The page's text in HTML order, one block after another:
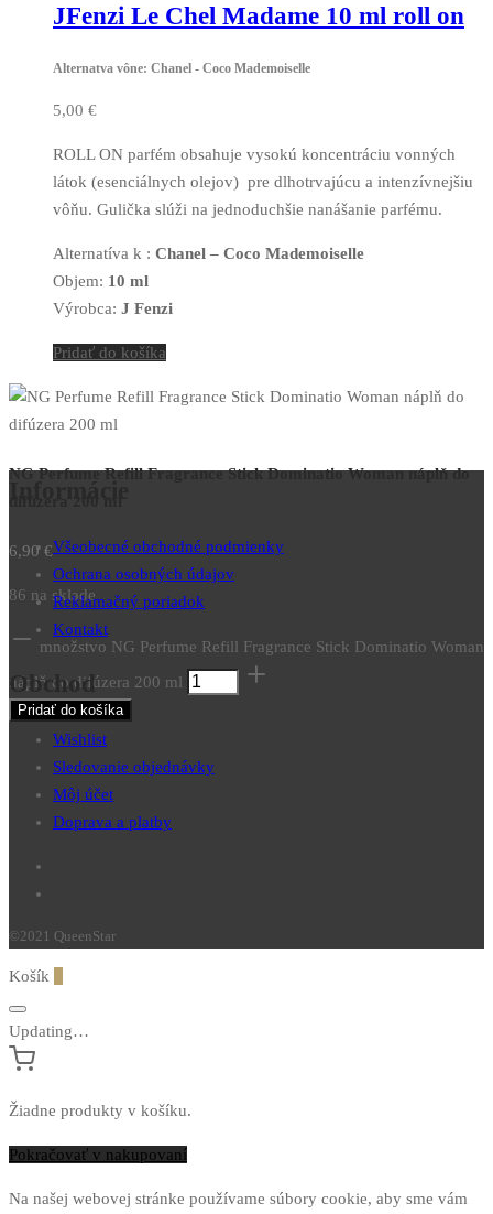
JFenzi Le Chel Madame 10 ml roll on
Alternatva vône: Chanel - Coco Mademoiselle
5,00 €
ROLL ON parfém obsahuje vysokú koncentráciu vonných
látok (esenciálnych olejov) pre dlhotrvajúcu a intenzívnejšiu
vôňu. Gulička slúži na jednoduchšie nanášanie parfému.
Alternatíva k : Chanel – Coco Mademoiselle
Objem: 10 ml
Výrobca: J Fenzi
Pridať do košíka
NG Perfume Refill Fragrance Stick Dominatio Woman náplň do
6,90€
86 na sklade
množstvo NG Perfume Refill Fragrance Stick Dominatio Woman
náplň do difúzera 200 ml
Pridať do košíka
Všeobecné obchodné podmienky
Ochrana osobných údajov
Reklamačný poriadok
Kontakt
Obchod
Wishlist
Sledovanie objednávky
Môj účet
Doprava a platby
©2021 QueenStar
Košík
Updating…
Žiadne produkty v košíku.
Pokračovať v nakupovaní
Na našej webovej stránke používame súbory cookie, aby sme vám